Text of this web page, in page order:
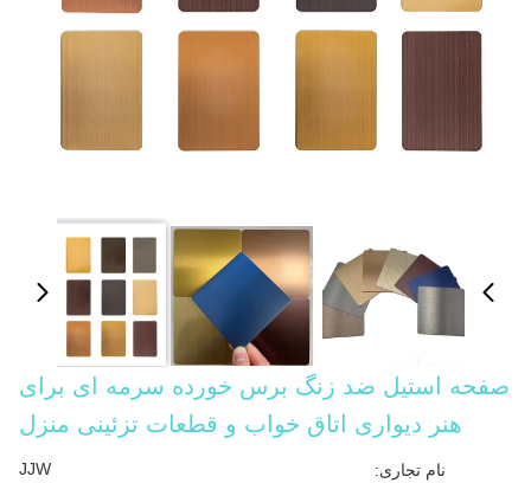
صفحه استیل ضد زنگ برس خورده سرمه ای برای
هنر دیواری اتاق خواب و قطعات تزئینی منزل
نام تجاری: JJW